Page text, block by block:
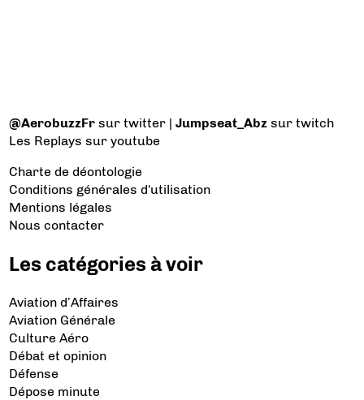
@AerobuzzFr sur twitter |Jumpseat_Abz sur twitch
Les Replays sur youtube
Charte de déontologie
Conditions générales d'utilisation
Mentions légales
Nous contacter
Les catégories à voir
Aviation d’Affaires
Aviation Générale
Culture Aéro
Débat et opinion
Défense
Dépose minute